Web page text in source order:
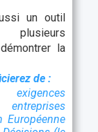
un outil
plusieurs
la
de :
Européenne